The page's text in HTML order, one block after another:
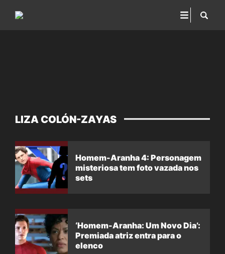
LIZA COLÓN-ZAYAS
Homem-Aranha 4: Personagem
misteriosa tem foto vazada nos
sets
‘Homem-Aranha: Um Novo Dia’:
Premiada atriz entra para o
elenco